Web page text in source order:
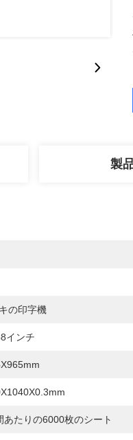
製
の印字機
インチ
あたりの6000枚のシート